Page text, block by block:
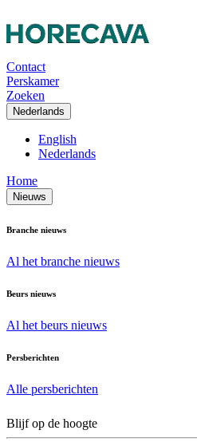
Contact
Perskamer
Zoeken
Nederlands
English
Nederlands
Home
Nieuws
Branche nieuws
Al het branche nieuws
Beurs nieuws
Al het beurs nieuws
Persberichten
Alle persberichten
Blijf op de hoogte